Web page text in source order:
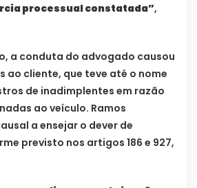
processual constatada”,
a conduta do advogado causou
ao cliente, que teve até o nome
de inadimplentes em razão
ao veículo. Ramos
a ensejar o dever de
previsto nos artigos 186 e 927,